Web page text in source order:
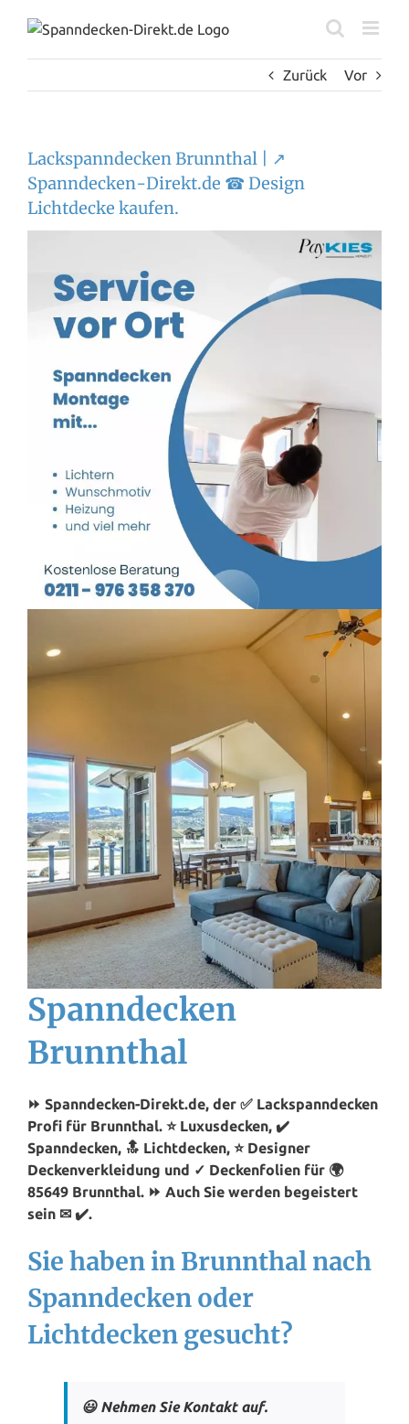
Inhalt
Zurück
Vor
Lackspanndecken Brunnthal | ↗️
Spanndecken-Direkt.de ☎ Design
Lichtdecke kaufen.
Spanndecken
Brunnthal
⏩ Spanndecken-Direkt.de, der ✅ Lackspanndecken
Profi für Brunnthal. ⭐ Luxusdecken, ✔️
Spanndecken, 🔝 Lichtdecken, ⭐ Designer
Deckenverkleidung und ✓ Deckenfolien für 🌍
85649 Brunnthal. ⏩ Auch Sie werden begeistert
sein ✉ ✔️.
Sie haben in Brunnthal nach
Spanndecken oder
Lichtdecken gesucht?
😃 Nehmen Sie Kontakt auf.